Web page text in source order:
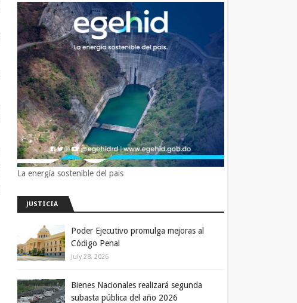
La energía sostenible del pais
JUSTICIA
Poder Ejecutivo promulga mejoras al
Código Penal
July 28, 2026
Bienes Nacionales realizará segunda
subasta pública del año 2026